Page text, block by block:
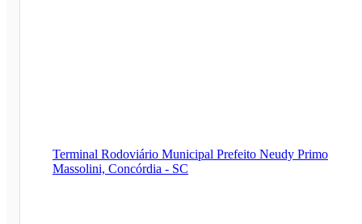
Terminal Rodoviário Municipal Prefeito Neudy Primo
Massolini, Concórdia - SC